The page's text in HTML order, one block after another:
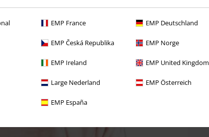
EMP France EMP Deutschland
EMP Česká Republika EMP Norge
EMP Ireland EMP United Kingdom
Large Nederland EMP Österreich
EMP España